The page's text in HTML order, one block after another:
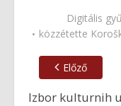
Digitális
közzétette
Előző
Izbor kulturnih